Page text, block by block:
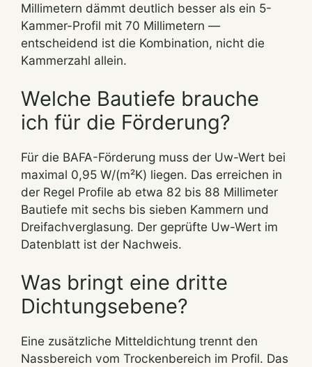
Millimetern dämmt deutlich besser als ein 5-
Kammer-Profil mit 70 Millimetern —
entscheidend ist die Kombination, nicht die
Kammerzahl allein.
Welche Bautiefe brauche
ich für die Förderung?
Für die BAFA-Förderung muss der Uw-Wert bei
maximal 0,95 W/(m²K) liegen. Das erreichen in
der Regel Profile ab etwa 82 bis 88 Millimeter
Bautiefe mit sechs bis sieben Kammern und
Dreifachverglasung. Der geprüfte Uw-Wert im
Datenblatt ist der Nachweis.
Was bringt eine dritte
Dichtungsebene?
Eine zusätzliche Mitteldichtung trennt den
Nassbereich vom Trockenbereich im Profil. Das